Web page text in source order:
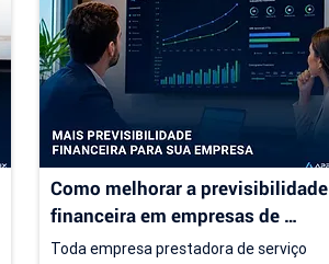
Como melhorar a previsibilidade
financeira em empresas de
serviço
Toda empresa prestadora de serviço